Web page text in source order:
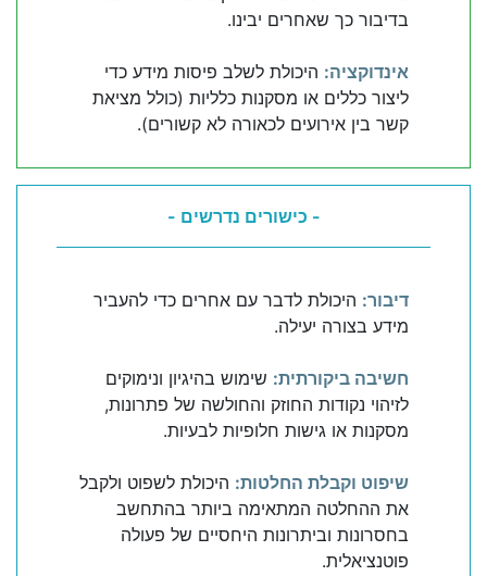
בדיבור כך שאחרים יבינו.
אינדוקציה: היכולת לשלב פיסות מידע כדי
ליצור כללים או מסקנות כלליות (כולל מציאת
קשר בין אירועים לכאורה לא קשורים).
- כישורים נדרשים -
דיבור: היכולת לדבר עם אחרים כדי להעביר
מידע בצורה יעילה.
חשיבה ביקורתית: שימוש בהיגיון ונימוקים
לזיהוי נקודות החוזק והחולשה של פתרונות,
מסקנות או גישות חלופיות לבעיות.
שיפוט וקבלת החלטות: היכולת לשפוט ולקבל
את ההחלטה המתאימה ביותר בהתחשב
בחסרונות וביתרונות היחסיים של פעולה
פוטנציאלית.